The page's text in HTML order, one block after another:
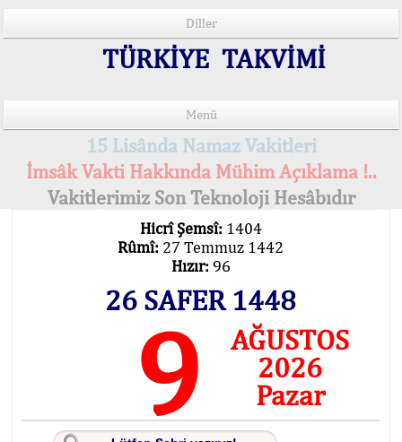
Diller
TÜRKİYE TAKVİMİ
Menü
15 Lisânda Namaz Vakitleri
İmsâk Vakti Hakkında Mühim Açıklama !..
Vakitlerimiz Son Teknoloji Hesâbıdır
Hicrî Şemsî: 1404
Rûmî: 27 Temmuz 1442
Hızır: 96
26 SAFER 1448
9
AĞUSTOS
2026
Pazar